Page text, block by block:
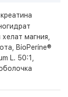
магния,
BioPerine®
L. 50:1,